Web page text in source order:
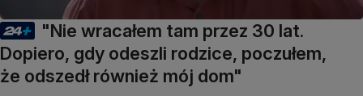
"Nie wracałem tam przez 30 lat.
Dopiero, gdy odeszli rodzice, poczułem,
że odszedł również mój dom"